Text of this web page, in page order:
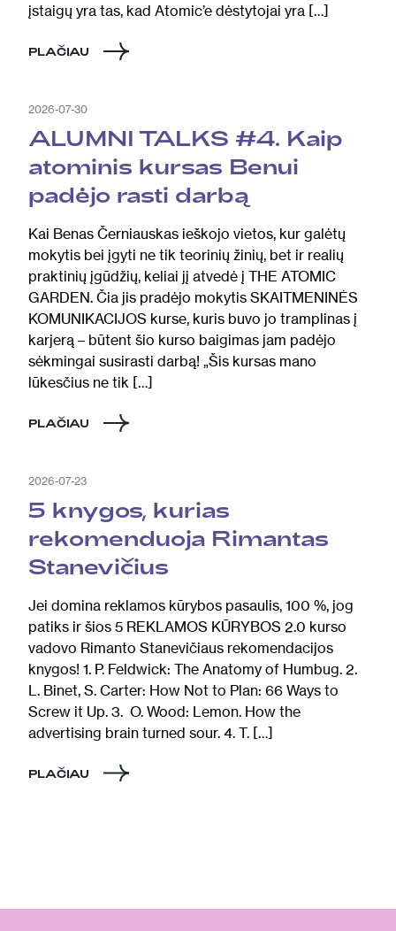
įstaigų yra tas, kad Atomic’e dėstytojai yra […]
PLAČIAU
2026-07-30
ALUMNI TALKS #4. Kaip
atominis kursas Benui
padėjo rasti darbą
Kai Benas Černiauskas ieškojo vietos, kur galėtų
mokytis bei įgyti ne tik teorinių žinių, bet ir realių
praktinių įgūdžių, keliai jį atvedė į THE ATOMIC
GARDEN. Čia jis pradėjo mokytis SKAITMENINĖS
KOMUNIKACIJOS kurse, kuris buvo jo tramplinas į
karjerą – būtent šio kurso baigimas jam padėjo
sėkmingai susirasti darbą! „Šis kursas mano
lūkesčius ne tik […]
PLAČIAU
2026-07-23
5 knygos, kurias
rekomenduoja Rimantas
Stanevičius
Jei domina reklamos kūrybos pasaulis, 100 %, jog
patiks ir šios 5 REKLAMOS KŪRYBOS 2.0 kurso
vadovo Rimanto Stanevičiaus rekomendacijos
knygos! 1. P. Feldwick: The Anatomy of Humbug. 2.
L. Binet, S. Carter: How Not to Plan: 66 Ways to
Screw it Up. 3. O. Wood: Lemon. How the
advertising brain turned sour. 4. T. […]
PLAČIAU